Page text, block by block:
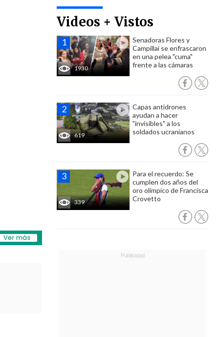
Videos + Vistos
1930
Senadoras Flores y
Campillai se enfrascaron
en una pelea "cuma"
frente a las cámaras
619
Capas antidrones
ayudan a hacer
"invisibles" a los
soldados ucranianos
339
Para el recuerdo: Se
cumplen dos años del
oro olímpico de Francisca
Crovetto